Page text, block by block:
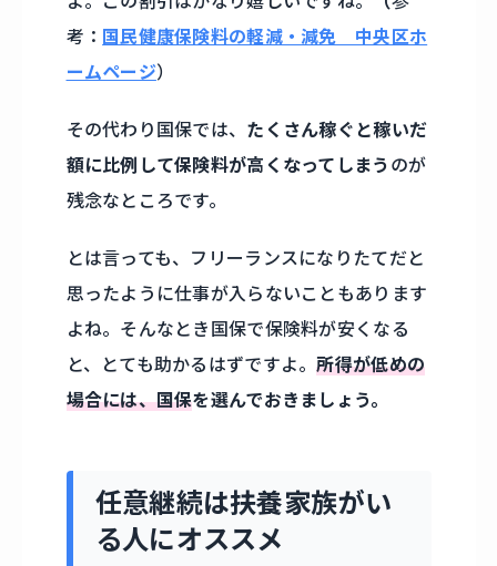
考： 国民健康保険料の軽減・減免 中央区ホ
ームページ）
その代わり国保では、 たくさん稼ぐと稼いだ
額に比例して保険料が高くなってしまう のが
残念なところです。
とは言っても、フリーランスになりたてだと
思ったように仕事が入らないこともあります
よね。そんなとき国保で保険料が安くなる
と、とても助かるはずですよ。所得が低めの
場合には、国保を選んでおきましょう。
任意継続は扶養家族がい
る人にオススメ